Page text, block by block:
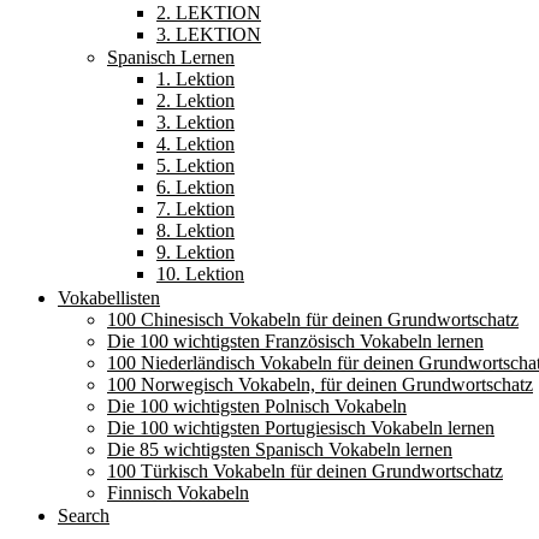
2. LEKTION
3. LEKTION
Spanisch Lernen
1. Lektion
2. Lektion
3. Lektion
4. Lektion
5. Lektion
6. Lektion
7. Lektion
8. Lektion
9. Lektion
10. Lektion
Vokabellisten
100 Chinesisch Vokabeln für deinen Grundwortschatz
Die 100 wichtigsten Französisch Vokabeln lernen
100 Niederländisch Vokabeln für deinen
100 Norwegisch Vokabeln, für deinen Grundwortschatz
Die 100 wichtigsten Polnisch Vokabeln
Die 100 wichtigsten Portugiesisch Vokabeln lernen
Die 85 wichtigsten Spanisch Vokabeln lernen
100 Türkisch Vokabeln für deinen Grundwortschatz
Finnisch Vokabeln
Search